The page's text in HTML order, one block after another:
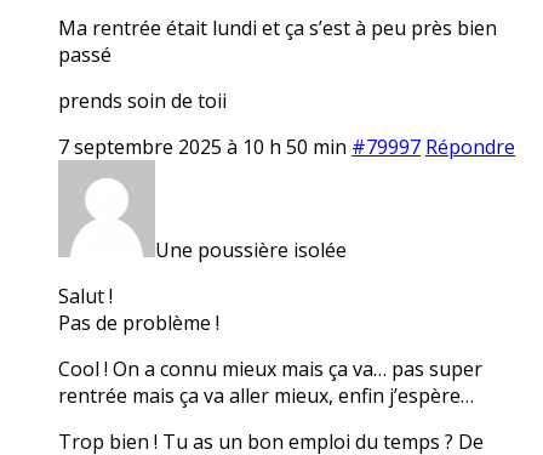
Ma rentrée était lundi et ça s’est à peu près bien
passé
prends soin de toii
7 septembre 2025 à 10 h 50 min #79997 Répondre
Une poussière isolée
Salut !
Pas de problème !
Cool ! On a connu mieux mais ça va… pas super
rentrée mais ça va aller mieux, enfin j’espère…
Trop bien ! Tu as un bon emploi du temps ? De